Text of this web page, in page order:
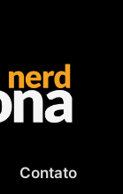
Contato